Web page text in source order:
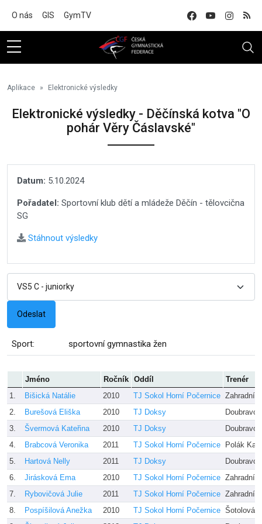
O nás GIS GymTV
Aplikace Elektronické výsledky
Elektronické výsledky - Děčínská kotva "O
pohár Věry Čáslavské"
Datum: 5.10.2024
Pořadatel: Sportovní klub dětí a mládeže Děčín - tělovcična
SG
Stáhnout výsledky
Sport: sportovní gymnastika žen
Jméno Ročník Oddíl
Trenér
1.
Bišická Natálie 2010 TJ Sokol Horní Počernice
2.
Burešová Eliška 2010 TJ Doksy
3.
Švermová Kateřina 2010 TJ Doksy
4.
Brabcová Veronika 2011 TJ Sokol Horní Počernice
Polák
5.
Hartová Nelly 2011 TJ Doksy
6.
Jirásková Ema 2010 TJ Sokol Horní Počernice
7.
Rybovičová Julie 2011 TJ Sokol Horní Počernice
8.
Pospíšilová Anežka 2010 TJ Sokol Horní Počernice Šotolová,